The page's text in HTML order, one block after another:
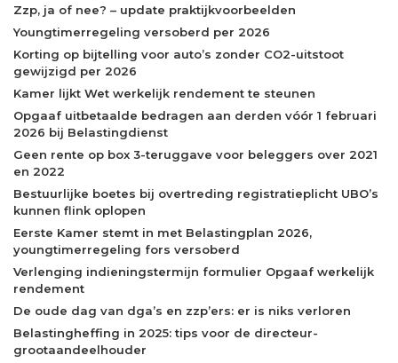
Zzp, ja of nee? – update praktijkvoorbeelden
Youngtimerregeling versoberd per 2026
Korting op bijtelling voor auto’s zonder CO2-uitstoot
gewijzigd per 2026
Kamer lijkt Wet werkelijk rendement te steunen
Opgaaf uitbetaalde bedragen aan derden vóór 1 februari
2026 bij Belastingdienst
Geen rente op box 3-teruggave voor beleggers over 2021
en 2022
Bestuurlijke boetes bij overtreding registratieplicht UBO’s
kunnen flink oplopen
Eerste Kamer stemt in met Belastingplan 2026,
youngtimerregeling fors versoberd
Verlenging indieningstermijn formulier Opgaaf werkelijk
rendement
De oude dag van dga’s en zzp’ers: er is niks verloren
Belastingheffing in 2025: tips voor de directeur-
grootaandeelhouder